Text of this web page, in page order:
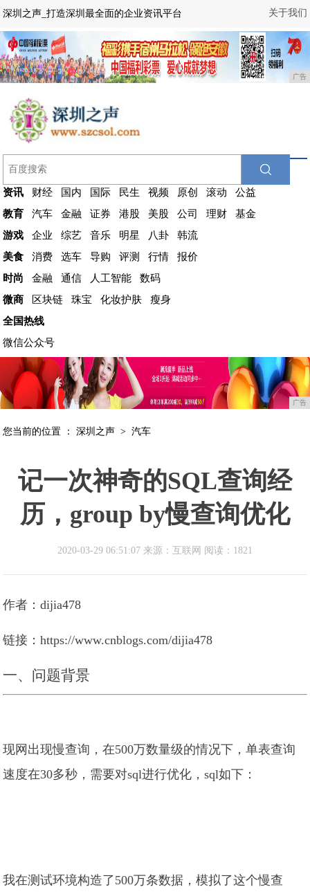
关于我们
深圳之声_打造深圳最全面的企业资讯平台
广告
资讯 财经 国内 国际 民生 视频 原创 滚动
公益
教育
汽车 金融 证券 港股 美股 公司 理财
基金
游戏
企业 综艺 音乐 明星 八卦
韩流
美食
消费 选车 导购 评测 行情
报价
时尚
金融 通信 人工智能
数码
微商
区块链 珠宝 化妆护肤
瘦身
全国热线
微信公众号
广告
您当前的位置 ：深圳之声 >汽车
记一次神奇的SQL查询经
历，group by慢查询优化
2020-03-29 06:51:07 来源：互联网 阅读：1821
作者：dijia478
链接：https://www.cnblogs.com/dijia478
一、问题背景
现网出现慢查询，在500万数量级的情况下，单表查询
速度在30多秒，需要对sql进行优化，sql如下：
我在测试环境构造了500万条数据，模拟了这个慢查